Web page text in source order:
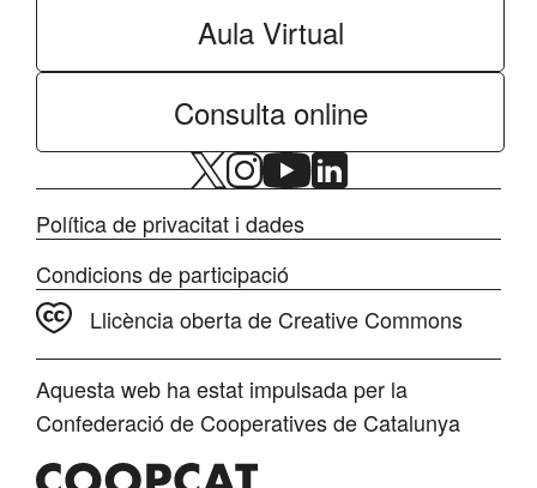
Aula Virtual
Consulta online
Política de privacitat i dades
Condicions de participació
Llicència oberta de Creative Commons
Aquesta web ha estat impulsada per la
Confederació de Cooperatives de Catalunya